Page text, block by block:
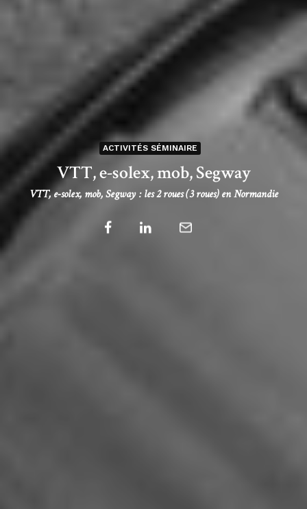
ACTIVITÉS SÉMINAIRE
VTT, e-solex, mob, Segway
VTT, e-solex, mob, Segway : les 2 roues (3 roues) en Normandie